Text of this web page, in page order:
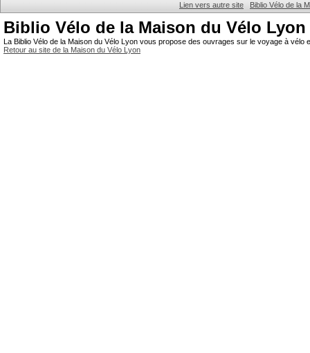
Lien vers autre site Biblio Vélo de la
Biblio Vélo de la Maison du Vélo Lyon
La Biblio Vélo de la Maison du Vélo Lyon vous propose des ouvrages sur le voyage à
Retour au site de la Maison du Vélo Lyon